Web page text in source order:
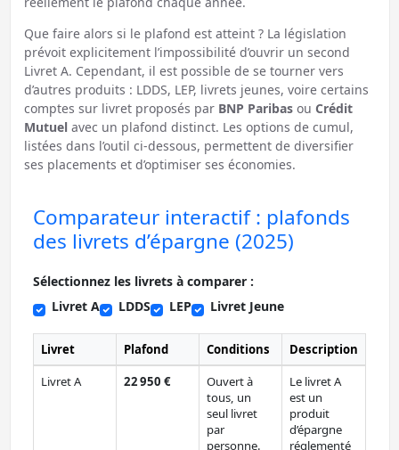
Que faire alors si le plafond est atteint ? La législation
prévoit explicitement l’impossibilité d’ouvrir un second
Livret A. Cependant, il est possible de se tourner vers
d’autres produits : LDDS, LEP, livrets jeunes, voire certains
comptes sur livret proposés par BNP Paribasou Crédit
Mutuelavec un plafond distinct. Les options de cumul,
listées dans l’outil ci-dessous, permettent de diversifier
ses placements et d’optimiser ses économies.
Comparateur interactif : plafonds
des livrets d’épargne (2025)
Sélectionnez les livrets à comparer :
Livret A
LDDS LEP Livret Jeune
Livret Plafond Conditions
Description
Livret A
22 950 €
Ouvert à
tous, un
seul livret
par
personne.
Le livret A
est un
produit
d’épargne
réglementé